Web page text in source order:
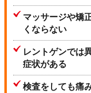
マッサージや矯
くならない
レントゲンでは
症状がある
検査をしても痛